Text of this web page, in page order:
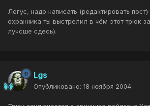
Легус, надо написать (редактировать
охранника ты выстрелил в чём этот трюк
лучсше сдесь).
Lgs
Опубликовано: 18 ноября 2004